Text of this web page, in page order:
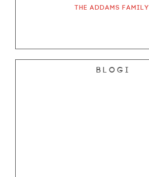
The Addams Family
Blogi